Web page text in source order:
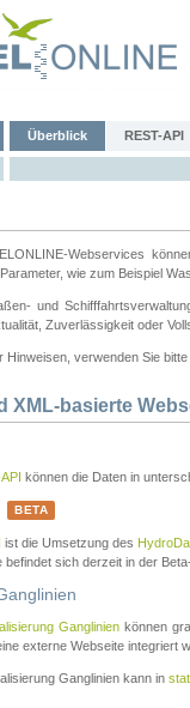
Überblick REST-API
Webservices
wie zum Beispiel
und
Zuverlässigkeit oder
Hinweisen, verwenden Sie bitte
XML-basierte
können die Daten in
BETA
ist die Umsetzung des
befindet sich derzeit in der
Ganglinien können
externe Webseite integriert
Ganglinien kann in